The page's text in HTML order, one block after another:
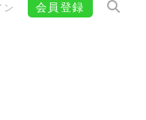
ン 会員登録